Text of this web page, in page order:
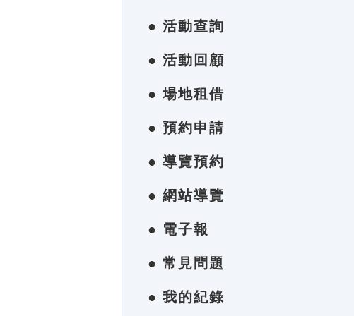
● 活動查詢
● 活動回顧
● 場地租借
● 預約申請
● 導覽預約
● 網站導覽
● 電子報
● 常見問題
● 我的紀錄